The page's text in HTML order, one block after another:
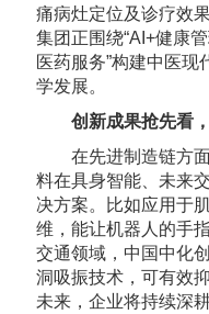
痛病灶定位及诊疗效
集团正围绕“AI+健康
医药服务”构建中医
学发展。
创新成果抢先看，
在先进制造链方面
料在具身智能、未来
决方案。比如应用于
维，能让机器人的手
交通领域，中国中化
洞吸振技术，可有效
未来，企业将持续深